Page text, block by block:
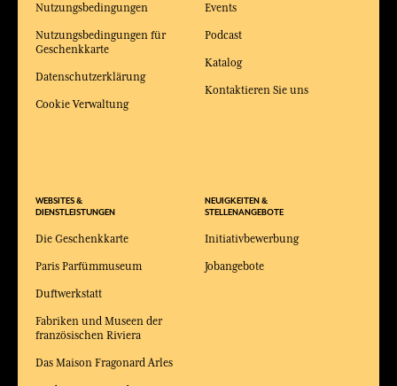
Nutzungsbedingungen
Nutzungsbedingungen für
Geschenkkarte
Datenschutzerklärung
Cookie Verwaltung
WEBSITES &
DIENSTLEISTUNGEN
Die Geschenkkarte
Paris Parfümmuseum
Duftwerkstatt
Fabriken und Museen der
französischen Riviera
Das Maison Fragonard Arles
Events
Podcast
Katalog
Kontaktieren Sie uns
NEUIGKEITEN &
STELLENANGEBOTE
Initiativbewerbung
Jobangebote